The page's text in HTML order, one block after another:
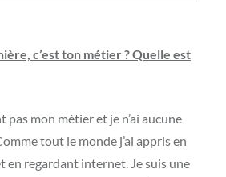
c’est ton métier ? Quelle est
pas mon métier et je n’ai aucune
tout le monde j’ai appris en
en regardant internet. Je suis une